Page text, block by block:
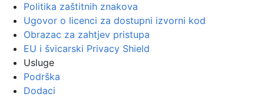
Politika zaštitnih znakova
Ugovor o licenci za dostupni izvorni kod
Obrazac za zahtjev pristupa
EU i švicarski Privacy Shield
Usluge
Podrška
Dodaci